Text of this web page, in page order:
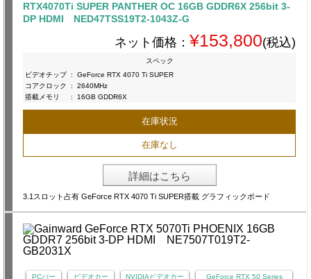
RTX4070Ti SUPER PANTHER OC 16GB GDDR6X 256bit 3-
DP HDMI NED47TSS19T2-1043Z-G
ネット価格： ¥153,800(税込)
スペック
ビデオチップ :
GeForce RTX 4070 Ti SUPER
コアクロック
:
2640MHz
搭載メモリ
: 16GB GDDR6X
在庫状況
在庫なし
詳細はこちら
3.1スロット占有 GeForce RTX 4070 Ti SUPER搭載 グラフィックボード
PCパー ビデオカー NVIDIAビデオカー GeForce RTX 50 Series